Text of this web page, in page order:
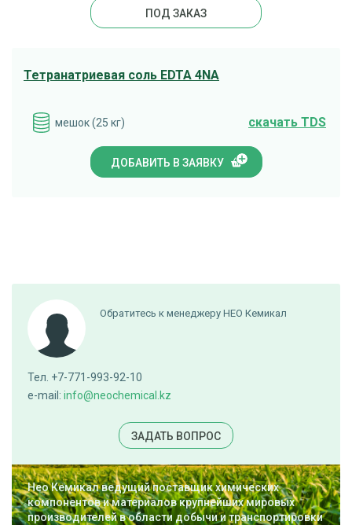
ПОД ЗАКАЗ
Тетранатриевая соль EDTA 4NA
мешок (25 кг) cкачать TDS
ДОБАВИТЬ В ЗАЯВКУ
Обратитесь к менеджеру НЕО Кемикал
Тел. +7-771-993-92-10
e-mail: info@neochemical.kz
ЗАДАТЬ ВОПРОС
Нео Кемикал ведущий поставщик химических
компонентов и материалов крупнейших мировых
производителей в области добычи и транспортировки